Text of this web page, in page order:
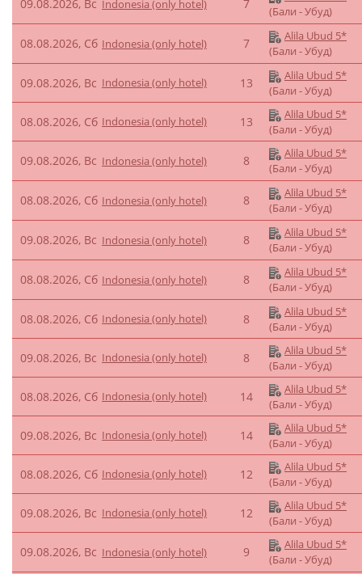
09.08.2026, Вс Indonesia (only hotel) 7
(Бали - Убуд)
08.08.2026, Сб Indonesia (only hotel) 7
Alila Ubud 5*
(Бали - Убуд)
09.08.2026, Вс Indonesia (only hotel) 13
Alila Ubud 5*
(Бали - Убуд)
08.08.2026, Сб Indonesia (only hotel) 13
Alila Ubud 5*
(Бали - Убуд)
09.08.2026, Вс Indonesia (only hotel) 8
Alila Ubud 5*
(Бали - Убуд)
08.08.2026, Сб Indonesia (only hotel) 8
Alila Ubud 5*
(Бали - Убуд)
09.08.2026, Вс Indonesia (only hotel) 8
Alila Ubud 5*
(Бали - Убуд)
08.08.2026, Сб Indonesia (only hotel) 8
Alila Ubud 5*
(Бали - Убуд)
08.08.2026, Сб Indonesia (only hotel) 8
Alila Ubud 5*
(Бали - Убуд)
09.08.2026, Вс Indonesia (only hotel) 8
Alila Ubud 5*
(Бали - Убуд)
08.08.2026, Сб Indonesia (only hotel) 14
Alila Ubud 5*
(Бали - Убуд)
09.08.2026, Вс Indonesia (only hotel) 14
Alila Ubud 5*
(Бали - Убуд)
08.08.2026, Сб Indonesia (only hotel) 12
Alila Ubud 5*
(Бали - Убуд)
09.08.2026, Вс Indonesia (only hotel) 12
Alila Ubud 5*
(Бали - Убуд)
09.08.2026, Вс Indonesia (only hotel) 9
Alila Ubud 5*
(Бали - Убуд)